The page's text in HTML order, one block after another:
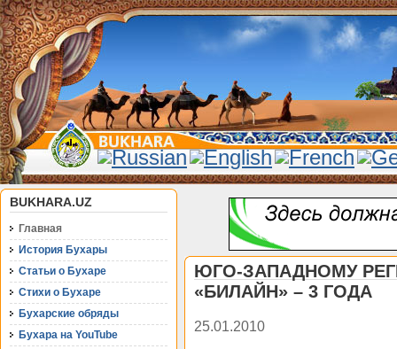
BUKHARA.UZ
Главная
История Бухары
Статьи о Бухаре
Стихи о Бухаре
Бухарские обряды
Бухара на YouTube
ЮГО-ЗАПАДНОМУ
«БИЛАЙН» – 3 ГОДА
25.01.2010